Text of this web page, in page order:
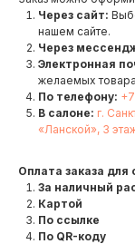
Через сайт:
нашем сайте.
Через
Электронная
желаемых
По телефону:
В салоне: г.
«Ланской», 3
Оплата заказа для
За наличный
Картой
По ссылке
По QR-коду